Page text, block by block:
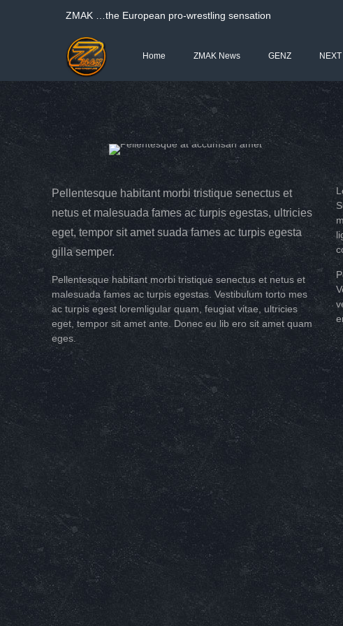
ΖΜΑΚ …the European pro-wrestling sensation
Home ZMAK News GENZ
Pellentesque habitant morbi tristique senectus et
netus et malesuada fames ac turpis egestas, ultricies
eget, tempor sit amet suada fames ac turpis egesta
gilla semper.
Pellentesque habitant morbi tristique senectus et netus et
malesuada fames ac turpis egestas. Vestibulum torto mes
ac turpis egest loremligular quam, feugiat vitae, ultricies
eget, tempor sit amet ante. Donec eu lib ero sit amet quam
eges.